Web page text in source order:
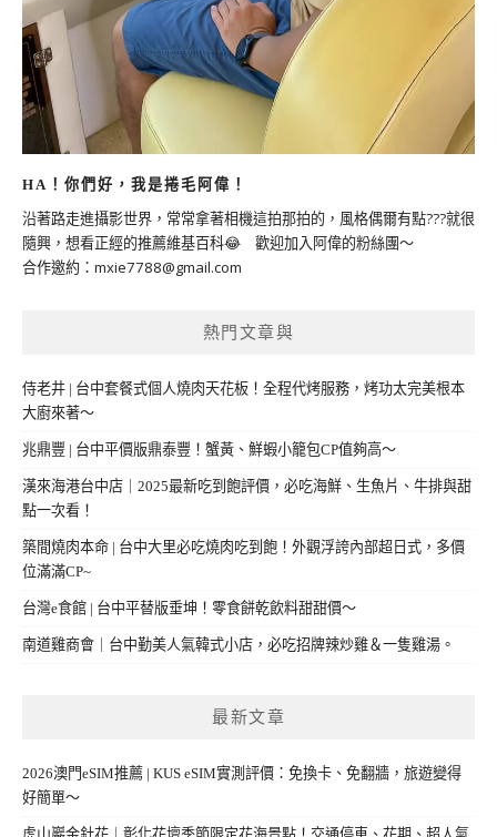
HA！你們好，我是捲毛阿偉！
沿著路走進攝影世界，常常拿著相機這拍那拍的，風格偶爾有點???就很
隨興，想看正經的推薦維基百科😂 歡迎加入阿偉的粉絲團～
合作邀約： mxie7788@gmail.com
熱門文章與
侍老井 | 台中套餐式個人燒肉天花板！全程代烤服務，烤功太完美根本
大廚來著～
兆鼎豐 | 台中平價版鼎泰豐！蟹黃、鮮蝦小籠包CP值夠高～
漢來海港台中店｜2025最新吃到飽評價，必吃海鮮、生魚片、牛排與甜
點一次看！
築間燒肉本命 | 台中大里必吃燒肉吃到飽！外觀浮誇內部超日式，多價
位滿滿CP~
台灣e食館 | 台中平替版垂坤！零食餅乾飲料甜甜價～
南道雞商會｜台中勤美人氣韓式小店，必吃招牌辣炒雞＆一隻雞湯。
最新文章
2026澳門eSIM推薦 | KUS eSIM實測評價：免換卡、免翻牆，旅遊變得
好簡單～